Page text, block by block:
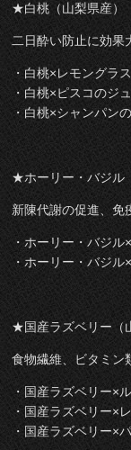
★白桃（山梨県産）
二日酔い防止に効果
・白桃×レモング
・白桃×ピスコのジ
・白桃×シャンパ
★ホーリー・バジル
新陳代謝の促進、免
・ホーリー・バジ
・ホーリー・バジ
★国産ラズベリー（
食物繊維、ビタミン
・国産ラズベリー
・国産ラズベリー
・国産ラズベリー